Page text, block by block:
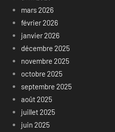
mars 2026
février 2026
janvier 2026
décembre 2025
novembre 2025
octobre 2025
septembre 2025
août 2025
juillet 2025
juin 2025